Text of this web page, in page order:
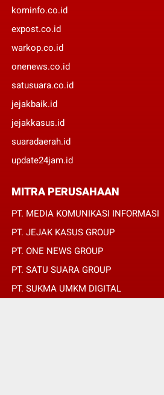
kominfo.co.id
expost.co.id
warkop.co.id
onenews.co.id
satusuara.co.id
jejakbaik.id
jejakkasus.id
suaradaerah.id
update24jam.id
MITRA PERUSAHAAN
PT. MEDIA KOMUNIKASI INFORMASI
PT. JEJAK KASUS GROUP
PT. ONE NEWS GROUP
PT. SATU SUARA GROUP
PT. SUKMA UMKM DIGITAL